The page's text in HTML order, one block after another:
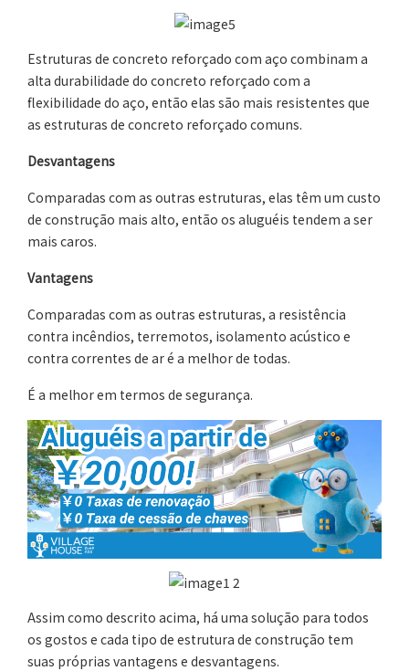
Estruturas de concreto reforçado com aço combinam a
alta durabilidade do concreto reforçado com a
flexibilidade do aço, então elas são mais resistentes que
as estruturas de concreto reforçado comuns.
Desvantagens
Comparadas com as outras estruturas, elas têm um custo
de construção mais alto, então os aluguéis tendem a ser
mais caros.
Vantagens
Comparadas com as outras estruturas, a resistência
contra incêndios, terremotos, isolamento acústico e
contra correntes de ar é a melhor de todas.
É a melhor em termos de segurança.
Assim como descrito acima, há uma solução para todos
os gostos e cada tipo de estrutura de construção tem
suas próprias vantagens e desvantagens.